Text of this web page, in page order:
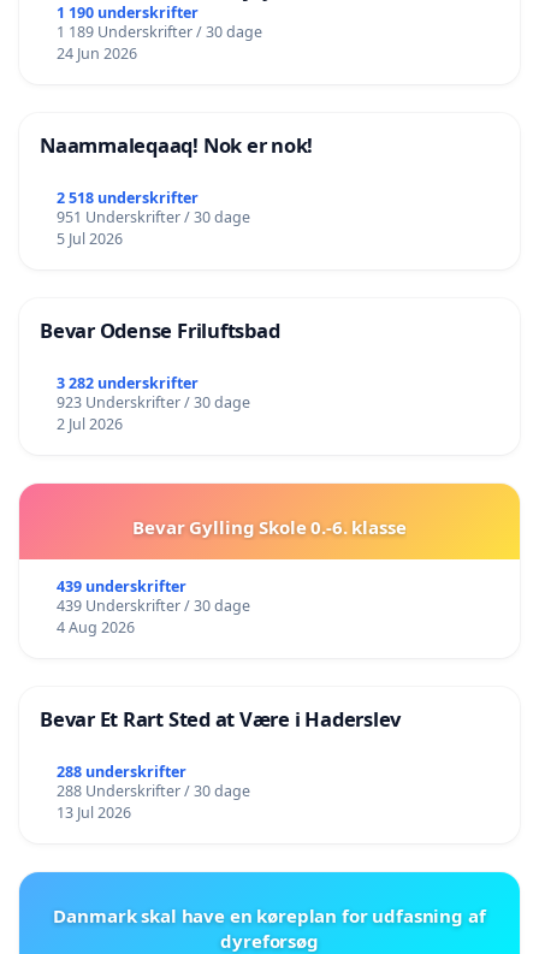
lokalområde i balance
1 190 underskrifter
1 189 Underskrifter / 30 dage
24 Jun 2026
Naammaleqaaq! Nok er nok!
2 518 underskrifter
951 Underskrifter / 30 dage
5 Jul 2026
Bevar Odense Friluftsbad
3 282 underskrifter
923 Underskrifter / 30 dage
2 Jul 2026
Bevar Gylling Skole 0.-6. klasse
439 underskrifter
439 Underskrifter / 30 dage
4 Aug 2026
Bevar Et Rart Sted at Være i Haderslev
288 underskrifter
288 Underskrifter / 30 dage
13 Jul 2026
Danmark skal have en køreplan for udfasning af
dyreforsøg